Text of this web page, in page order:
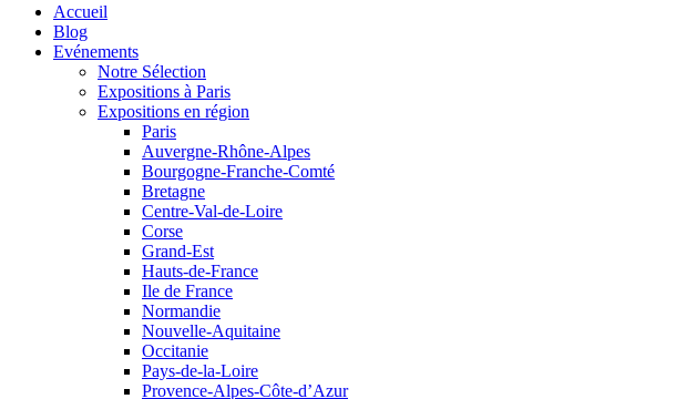
Premier
menu
Aller
contenu
Accueil
Blog
Evénements
Notre Sélection
Expositions à Paris
Expositions en région
Paris
Auvergne-Rhône-Alpes
Bourgogne-Franche-Comté
Bretagne
Centre-Val-de-Loire
Corse
Grand-Est
Hauts-de-France
Ile de France
Normandie
Nouvelle-Aquitaine
Occitanie
Pays-de-la-Loire
Provence-Alpes-Côte-d’Azur